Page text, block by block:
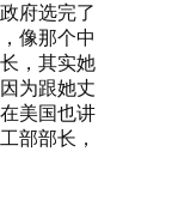
府选完了
像那个中
，其实她
为跟她丈
美国也讲
部部长，